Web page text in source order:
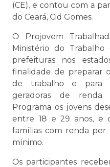
(CE), e contou com a
do Ceará, Cid Gomes.
O Projovem
Ministério do
prefeituras nos
finalidade de preparar
de trabalho e para
geradoras de
Programa os jovens
entre 18 e 29 anos, e
famílias com renda
mínimo.
Os participantes